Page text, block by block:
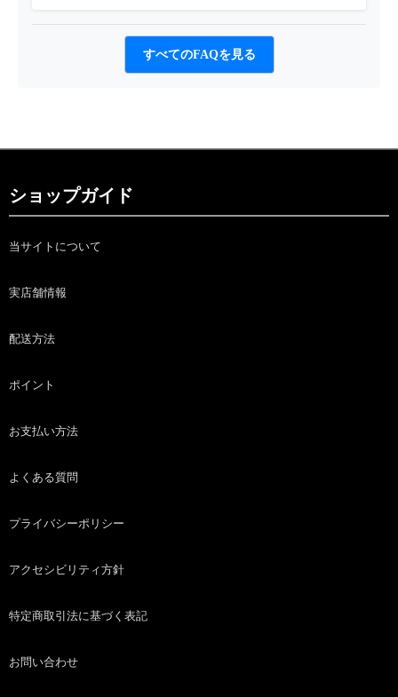
すべてのFAQを見る
ショップガイド
当サイトについて
実店舗情報
配送方法
ポイント
お支払い方法
よくある質問
プライバシーポリシー
アクセシビリティ方針
特定商取引法に基づく表記
お問い合わせ